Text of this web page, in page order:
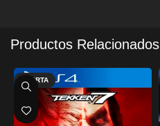
Productos Relacionados
OFERTA